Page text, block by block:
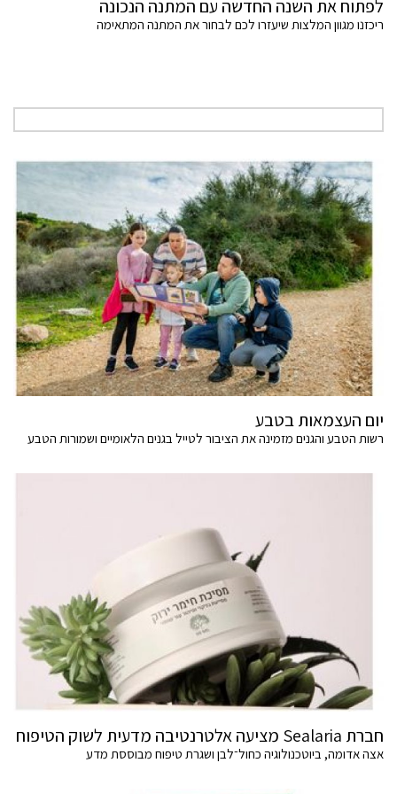
לפתוח את השנה החדשה עם המתנה הנכונה
ריכזנו מגוון המלצות שיעזרו לכם לבחור את המתנה המתאימה
יום העצמאות בטבע
רשות הטבע והגנים מזמינה את הציבור לטייל בגנים הלאומיים ושמורות הטבע
חברת Sealaria מציעה אלטרנטיבה מדעית לשוק הטיפוח
אצה אדומה, ביוטכנולוגיה כחול־לבן ושגרת טיפוח מבוססת מדע